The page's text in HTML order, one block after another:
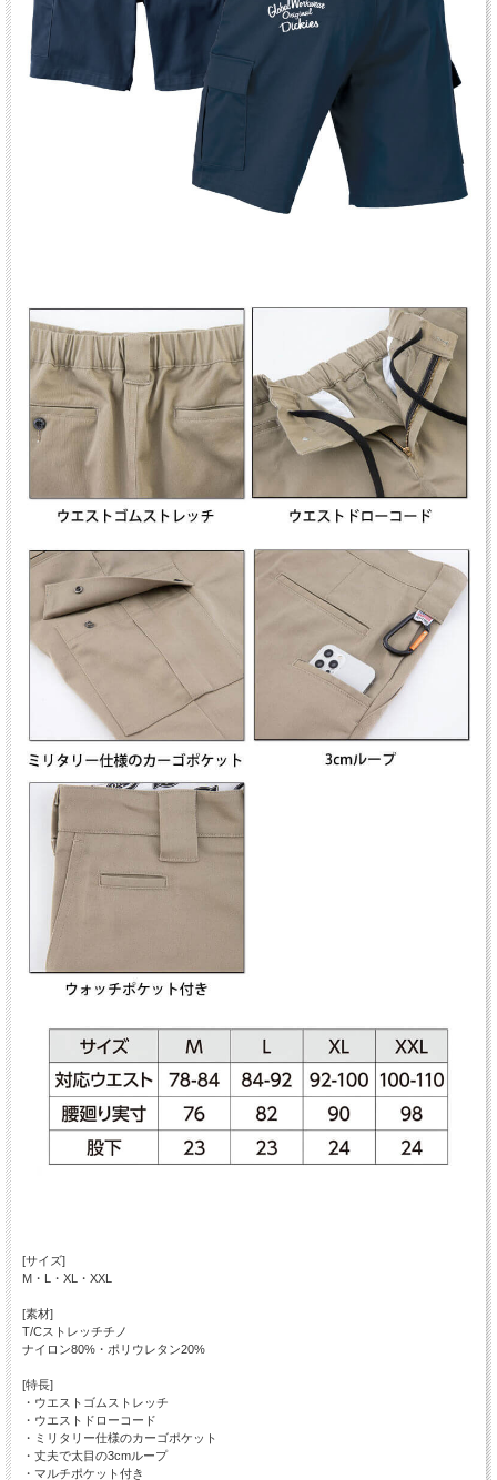
[サイズ]
M・L・XL・XXL
[素材]
T/Cストレッチチノ
ナイロン80%・ポリウレタン20%
[特長]
・ウエストゴムストレッチ
・ウエストドローコード
・ミリタリー仕様のカーゴポケット
・丈夫で太目の3cmループ
・マルチポケット付き